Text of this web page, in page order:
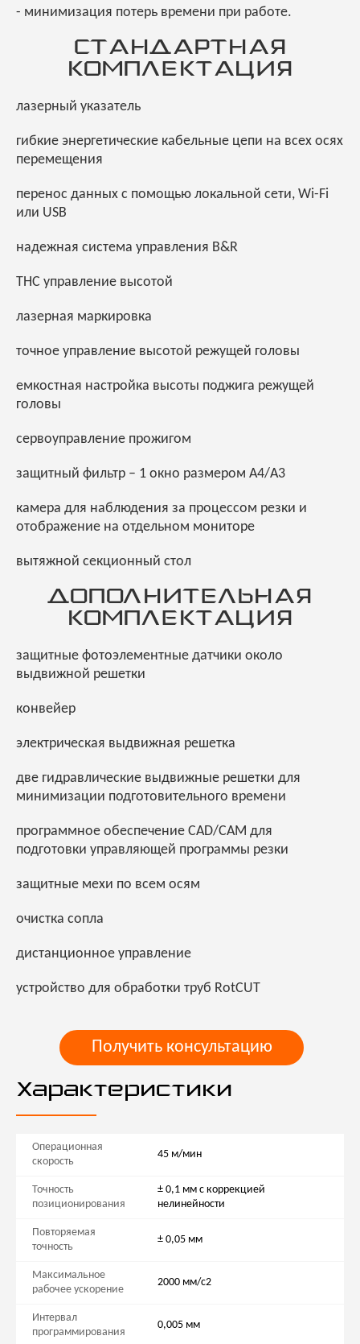
- минимизация потерь времени при работе.
СТАНДАРТНАЯ
КОМПЛЕКТАЦИЯ
лазерный указатель
гибкие энергетические кабельные цепи на всех осях
перемещения
перенос данных с помощью локальной сети, Wi-Fi
или USB
надежная система управления B&R
THC управление высотой
лазерная маркировка
точное управление высотой режущей головы
емкостная настройка высоты поджига режущей
головы
сервоуправление прожигом
защитный фильтр – 1 окно размером А4/А3
камера для наблюдения за процессом резки и
отображение на отдельном мониторе
вытяжной секционный стол
ДОПОЛНИТЕЛЬНАЯ
КОМПЛЕКТАЦИЯ
защитные фотоэлементные датчики около
выдвижной решетки
конвейер
электрическая выдвижная решетка
две гидравлические выдвижные решетки для
минимизации подготовительного времени
программное обеспечение CAD/CAM для
подготовки управляющей программы резки
защитные мехи по всем осям
очистка сопла
дистанционное управление
устройство для обработки труб RotCUT
Получить консультацию
Характеристики
Операционная
скорость
45 м/мин
Точность
позиционирования
± 0,1 мм с коррекцией
нелинейности
Повторяемая
точность
± 0,05 мм
Максимальное
рабочее ускорение
2000 мм/с2
Интервал
программирования
0,005 мм